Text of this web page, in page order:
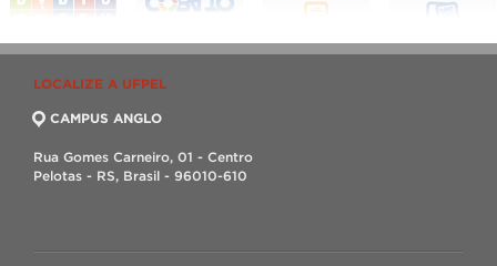
LOCALIZE A UFPEL
CAMPUS ANGLO
Rua Gomes Carneiro, 01 - Centro
Pelotas - RS, Brasil - 96010-610